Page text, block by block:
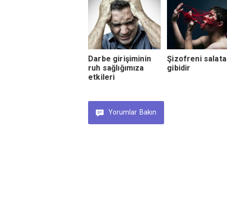
Darbe girişiminin
ruh sağlığımıza
etkileri
Şizofreni salata
gibidir
Yorumlar Bakın